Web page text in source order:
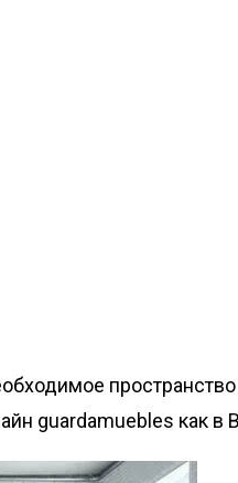
guardamuebles как в